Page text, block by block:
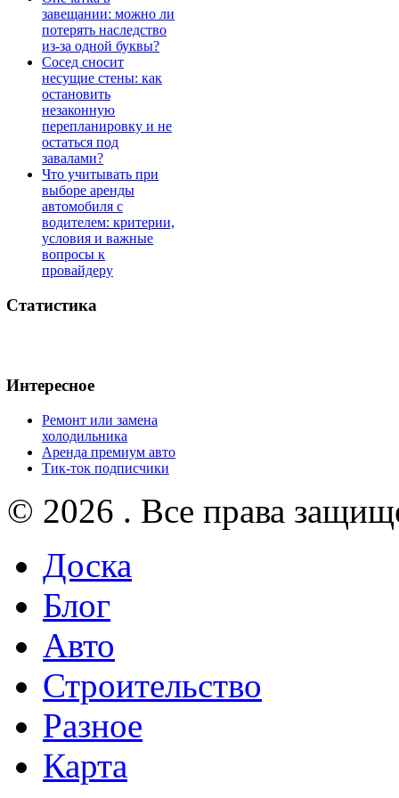
завещании: можно ли
потерять наследство
из-за одной буквы?
Сосед сносит
несущие стены: как
остановить
незаконную
перепланировку и не
остаться под
завалами?
Что учитывать при
выборе аренды
автомобиля с
водителем: критерии,
условия и важные
вопросы к
провайдеру
Статистика
Интересное
Ремонт или замена
холодильника
Аренда премиум авто
Тик-ток подписчики
© 2026 . Все права
Доска
Блог
Авто
Строительство
Разное
Карта